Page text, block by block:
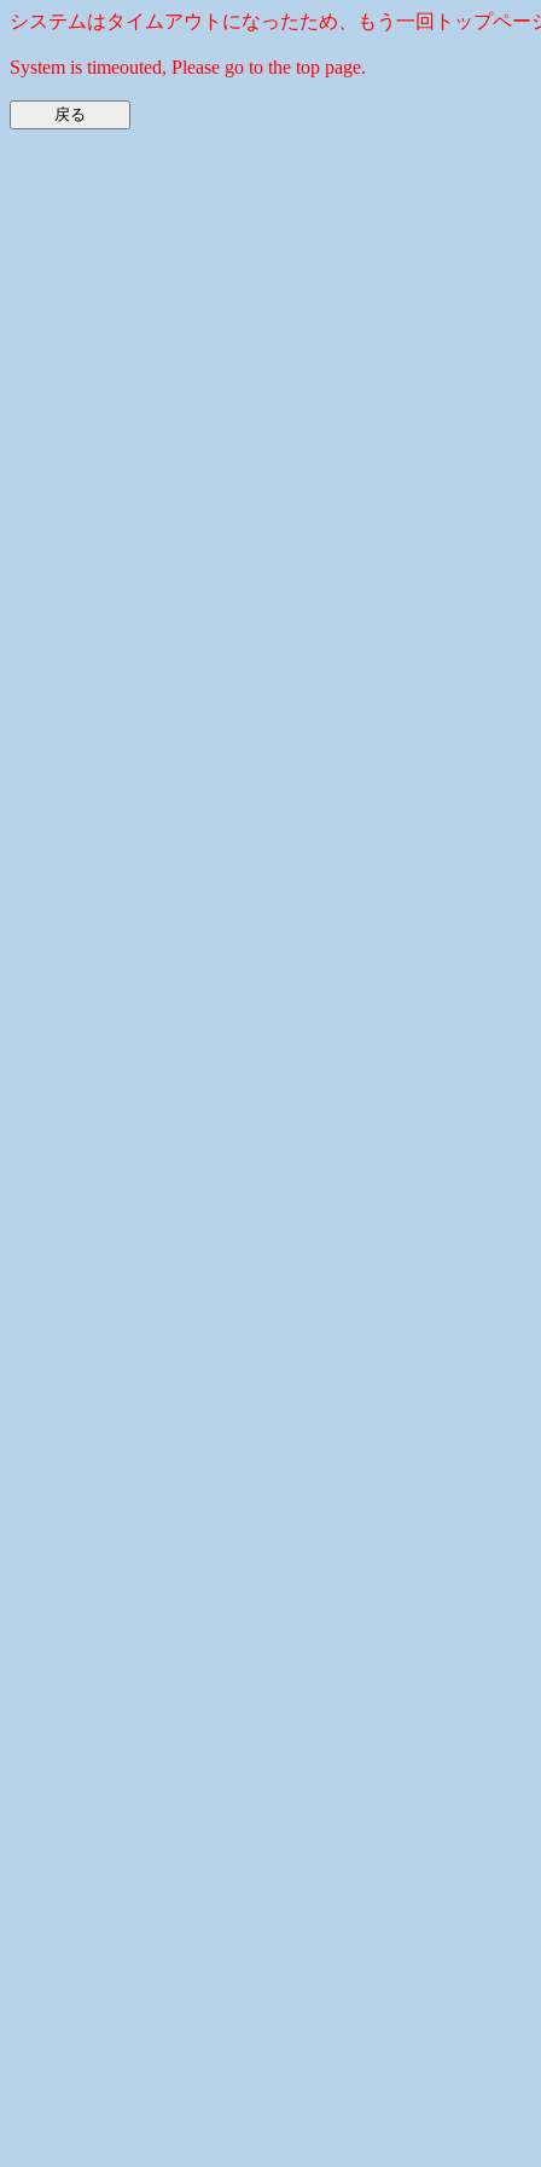
システムはタイムアウトになったため、もう一回トップペー
System is timeouted, Please go to the top page.